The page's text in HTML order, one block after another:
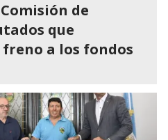
de
que
a los fondos